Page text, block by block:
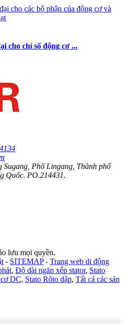
cho chỉ số động cơ ...
Phố Lingang, Thành phố
Quốc. PO.214431.
lưu mọi quyền.
- SITEMAP- Trang web di động
, Độ dài ngăn xếp stator, Stato
DC, Stato Rôto dập, Tất cả các sản